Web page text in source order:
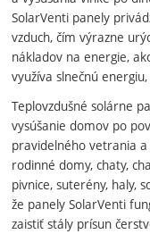
SolarVenti panely
vzduch, čím výrazne
nákladov na energie,
využíva slnečnú
Teplovzdušné solárne
vysúšanie domov po
pravidelného vetrania
rodinné domy, chaty,
pivnice, suterény, haly,
že panely SolarVenti
zaistiť stály prísun